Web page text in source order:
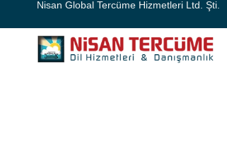
Nisan Global Tercüme Hizmetleri Ltd. Şti.